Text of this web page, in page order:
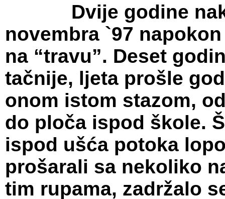
Dvije godine
novembra `97
na “travu”. Deset
tačnije, ljeta prošle
onom istom stazom,
do ploča ispod škole.
ispod ušća potoka
prošarali sa nekoliko
tim rupama, zadržalo